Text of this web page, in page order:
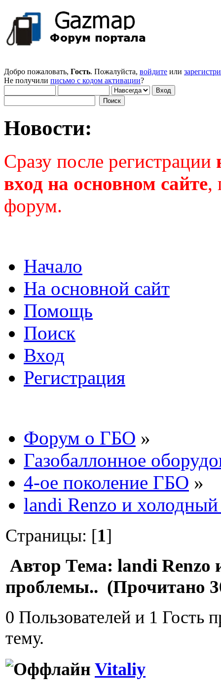
Добро пожаловать, Гость. Пожалуйста, войдите или
Не получили письмо с кодом активации?
Новости:
Сразу после регистрации
вход на основном сайте,
форум.
Начало
На основной сайт
Помощь
Поиск
Вход
Регистрация
Форум о ГБО »
Газобаллонное
4-ое поколение ГБО »
landi Renzo и
Страницы: [1]
Автор Тема: landi Renzo
проблемы.. (Прочитано
0 Пользователей и 1 Гость
тему.
Vitaliy